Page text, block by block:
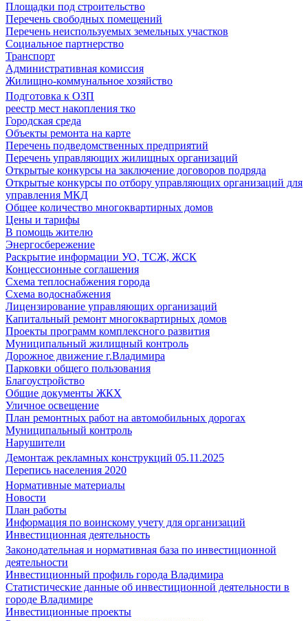
Площадки под строительство
Перечень свободных помещений
Перечень неиспользуемых земельных участков
Социальное партнерство
Транспорт
Административная комиссия
Жилищно-коммунальное хозяйство
Подготовка к ОЗП
реестр мест накопления тко
Городская среда
Объекты ремонта на карте
Перечень подведомственных предприятий
Перечень управляющих жилищных организаций
Открытые конкурсы на заключение договоров подряда
Открытые конкурсы по отбору управляющих организаций для
управления МКД
Общее количество многоквартирных домов
Цены и тарифы
В помощь жителю
Энергосбережение
Раскрытие информации УО, ТСЖ, ЖСК
Концессионные соглашения
Схема теплоснабжения города
Схема водоснабжения
Лицензирование управляющих организаций
Капитальный ремонт многоквартирных домов
Проекты программ комплексного развития
Муниципальный жилищный контроль
Дорожное движение г.Владимира
Парковки общего пользования
Благоустройство
Общие документы ЖКХ
Уличное освещение
План ремонтных работ на автомобильных дорогах
Муниципальный контроль
Нарушители
Демонтаж рекламных конструкций 05.11.2025
Перепись населения 2020
Нормативные материалы
Новости
План работы
Информация по воинскому учету для организаций
Инвестиционная деятельность
Законодательная и нормативная база по инвестиционной
деятельности
Инвестиционный профиль города Владимира
Статистические данные об инвестиционной деятельности в
городе Владимире
Инвестиционные проекты